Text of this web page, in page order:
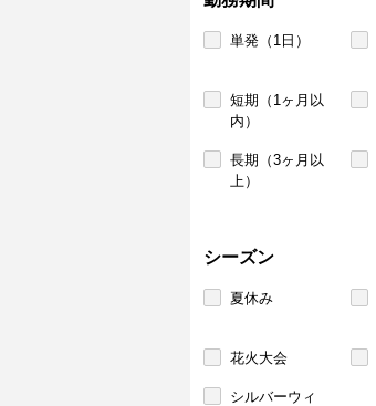
単発（1日）
短期（1ヶ月以
内）
長期（3ヶ月以
上）
シーズン
夏休み
花火大会
シルバーウィ